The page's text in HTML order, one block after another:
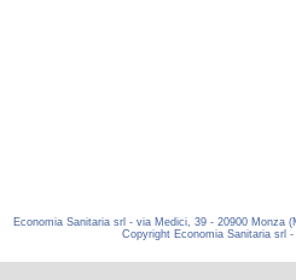
Economia Sanitaria srl - via Medici, 39 - 20900 Monza
Copyright Economia Sanitaria srl